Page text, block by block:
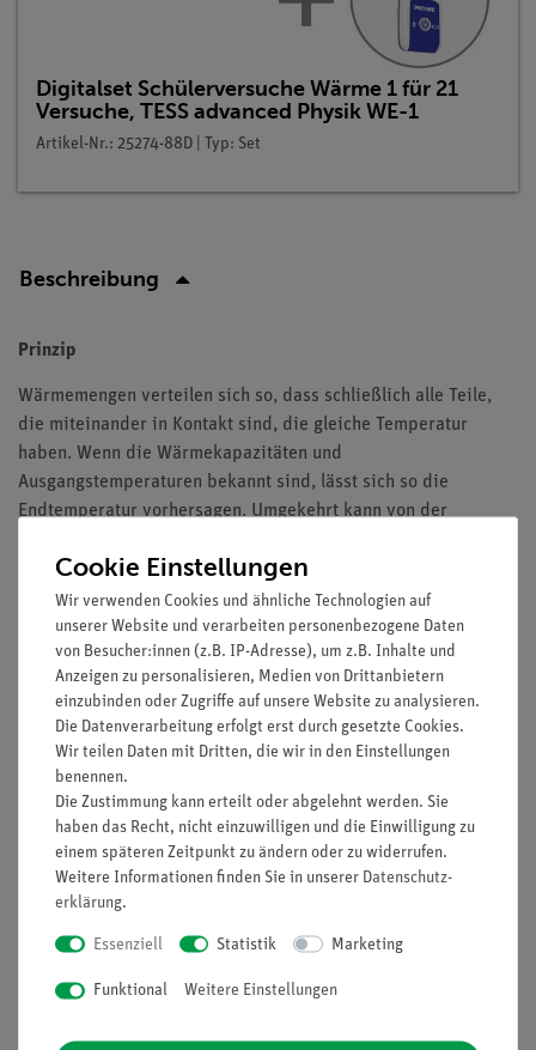
Digitalset Schülerversuche Wärme 1 für 21
Versuche, TESS advanced Physik WE-1
Artikel-Nr.: 25274-88D | Typ: Set
Beschreibung
Prinzip
Wärmemengen verteilen sich so, dass schließlich alle Teile,
die miteinander in Kontakt sind, die gleiche Temperatur
haben. Wenn die Wärmekapazitäten und
Ausgangstemperaturen bekannt sind, lässt sich so die
Endtemperatur vorhersagen. Umgekehrt kann von der
wenn die Ausgangstemperaturen bekannt sind.
Besonders verständliche und didaktisch aufbereitete
Versuchsbeschreibung (Alltagsbezug etc.) inkl.
Protokollfragen
Zukunftsorientiert unterrichten: Einbindung in den
digitalen naturwissenschaftlichen Unterricht mit Tablets
Erhöhte Motivation bei Schüler/innen durch Nutzung der
intuitiven measureAPP
Steigerung der Medienkompetenz
Aufgaben
Die Schüler/innen erwärmen verschiedene Wassermengen mit
dem Butanbrenner und bestimmen deren Temperatur. Sie
Kalorimeter, deren Temperatur schon bestimmt wurde.
Cookie Einstellungen
Wir verwenden Cookies und ähnliche Technologien auf
unserer Website und verarbeiten personenbezogene Daten
von Besucher:innen (z.B. IP-Adresse), um z.B. Inhalte und
Anzeigen zu personalisieren, Medien von Drittanbietern
einzubinden oder Zugriffe auf unsere Website zu analysieren.
Die Datenverarbeitung erfolgt erst durch gesetzte Cookies.
Wir teilen Daten mit Dritten, die wir in den Einstellungen
benennen.
Die Zustimmung kann erteilt oder abgelehnt werden. Sie
haben das Recht, nicht einzuwilligen und die Einwilligung zu
einem späteren Zeitpunkt zu ändern oder zu widerrufen.
Weitere Informationen finden Sie in unserer Daten­schutz­
erklärung.
Essenziell Statistik Marketing
Funktional Weitere Einstellungen